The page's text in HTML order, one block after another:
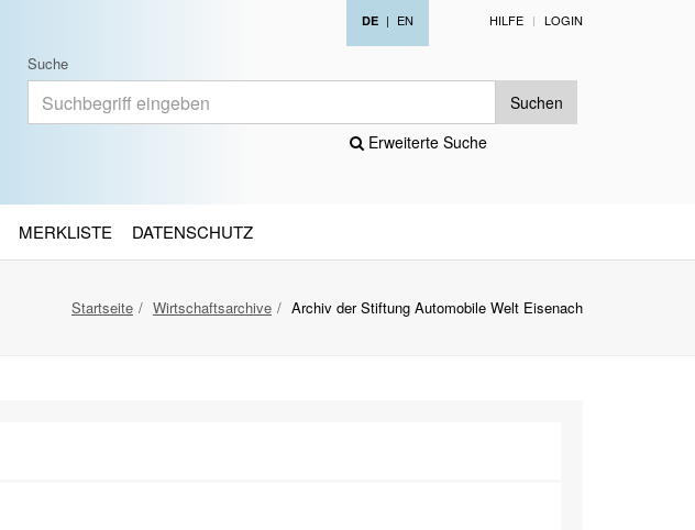
DE | EN HILFE LOGIN
Suche
Suchen
Erweiterte Suche
MERKLISTE DATENSCHUTZ
Startseite Wirtschaftsarchive Archiv der Stiftung Automobile Welt Eisenach